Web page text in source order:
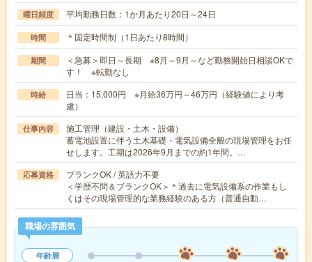
曜日頻度 平均勤務日数：1か月あたり20日～24日
時間 ＊固定時間制（1日あたり8時間）
期間
＜急募＞即日～長期 ※8月～9月～など勤務開始日相談OKで
す！ ※転勤なし
時給
日当：15,000円 ※月給36万円～46万円（経験値により考
慮）
仕事内容
施工管理（建設・土木・設備）
蓄電池設置に伴う土木基礎・電気設備全般の現場管理をお任
せします。工期は2026年9月までの約1年間。…
応募資格
ブランクOK / 英語力不要
＜学歴不問＆ブランクOK＞＊過去に電気設備系の作業もし
くはその現場管理的な業務経験のある方（普通自動…
職場の雰囲気
年齢層